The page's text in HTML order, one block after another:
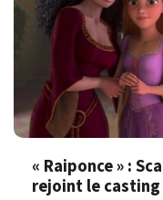
« Raiponce » :
rejoint le